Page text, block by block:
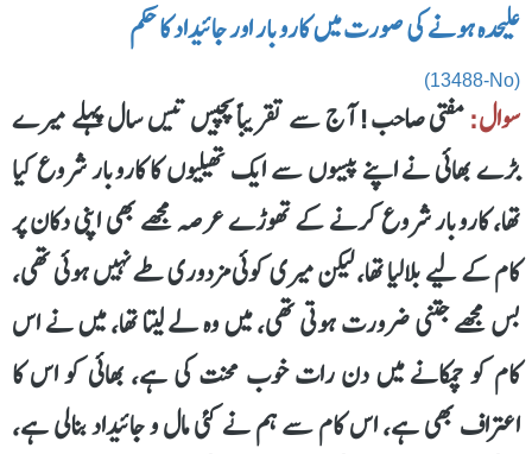
علیحدہ ہونے کی صورت میں کاروبار اور جائیداد کا حکم
(13488-No)
سوال:مفتی صاحب! آج سے تقریباً پچیس تیس سال پہلے میرے
بڑے بھائی نے اپنے پیسوں سے ایک تھیلیوں کا کاروبار شروع کیا
تھا، کاروبار شروع کرنے کے تھوڑے عرصہ مجھے بھی اپنی دکان پر
کام کے لیے بلالیا تھا، لیکن میری کوئی مزدوری طے نہیں ہوئی تھی،
بس مجھے جتنی ضرورت ہوتی تھی، میں وہ لے لیتا تھا، میں نے اس
کام کو چمکانے میں دن رات خوب محنت کی ہے، بھائی کو اس کا
اعتراف بھی ہے، اس کام سے ہم نے کئی مال و جائیداد بنالی ہے،